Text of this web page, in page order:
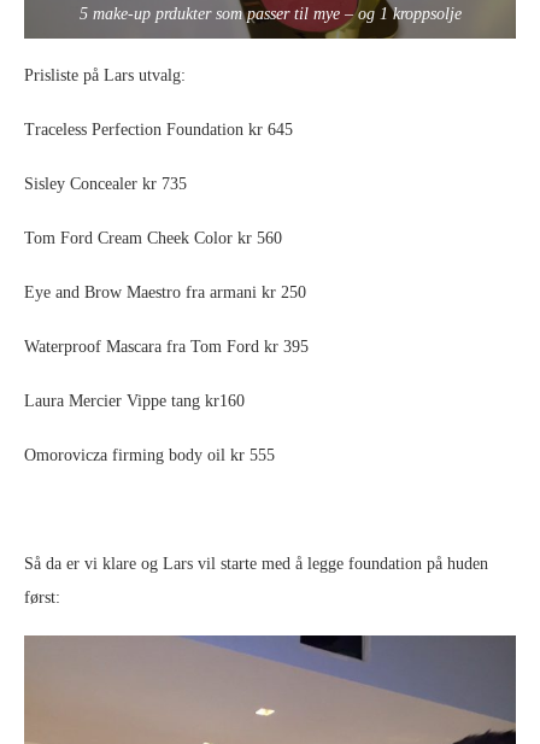
5 make-up prdukter som passer til mye – og 1 kroppsolje
Prisliste på Lars utvalg:
Traceless Perfection Foundation kr 645
Sisley Concealer kr 735
Tom Ford Cream Cheek Color kr 560
Eye and Brow Maestro fra armani kr 250
Waterproof Mascara fra Tom Ford kr 395
Laura Mercier Vippe tang kr160
Omorovicza firming body oil kr 555
Så da er vi klare og Lars vil starte med å legge foundation på huden
først: